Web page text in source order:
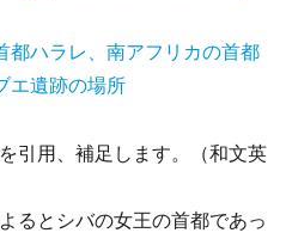
都ハラレ、南アフリカの首都
エ遺跡の場所
引用、補足します。（和文英
るとシバの女王の首都であっ